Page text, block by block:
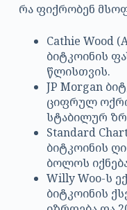
რა ფიქრობენ
Cathie Wood
ბიტკოინის
წლისთვის.
JP Morgan
ციფრულ
სტაბილურ
Standard
ბიტკოინის
ბოლოს
Willy Woo-ს
ბიტკოინის